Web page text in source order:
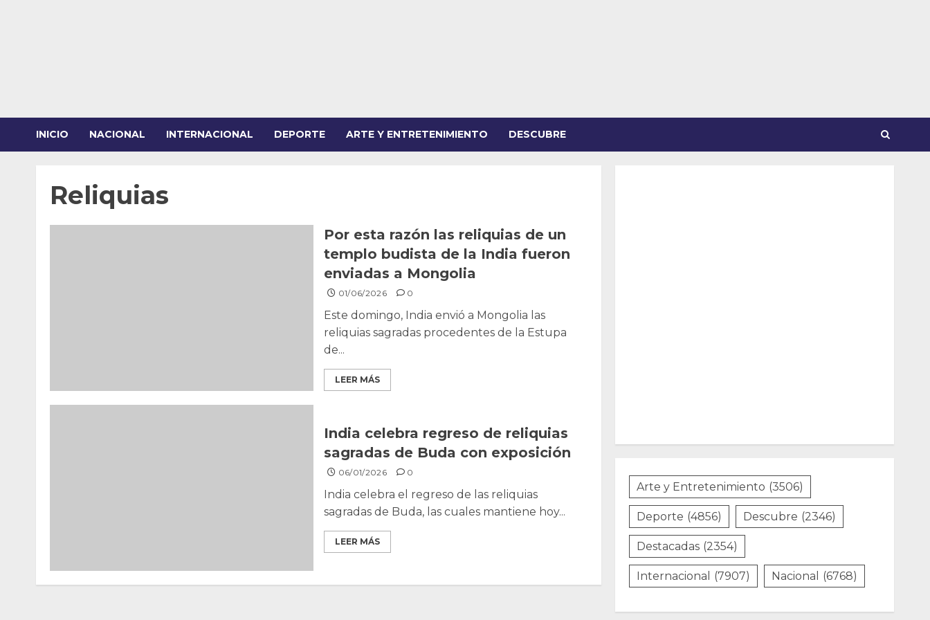
INICIO NACIONAL INTERNACIONAL DEPORTE ARTE Y ENTRETENIMIENTO DESCUBRE
Reliquias
Por esta razón las reliquias de un
templo budista de la India fueron
enviadas a Mongolia
01/06/2026 0
Este domingo, India envió a Mongolia las
reliquias sagradas procedentes de la Estupa
de...
LEER MÁS
India celebra regreso de reliquias
sagradas de Buda con exposición
06/01/2026 0
India celebra el regreso de las reliquias
sagradas de Buda, las cuales mantiene hoy...
LEER MÁS
Arte y Entretenimiento (3506)
Deporte (4856) Descubre (2346)
Destacadas (2354)
Internacional (7907) Nacional (6768)